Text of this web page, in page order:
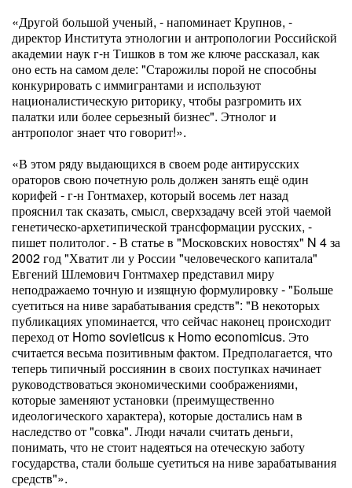
«Другой большой ученый, - напоминает Крупнов, -
директор Института этнологии и антропологии Российской
академии наук г-н Тишков в том же ключе рассказал, как
оно есть на самом деле: "Старожилы порой не способны
конкурировать с иммигрантами и используют
националистическую риторику, чтобы разгромить их
палатки или более серьезный бизнес". Этнолог и
антрополог знает что говорит!».
«В этом ряду выдающихся в своем роде антирусских
ораторов свою почетную роль должен занять ещё один
корифей - г-н Гонтмахер, который восемь лет назад
прояснил так сказать, смысл, сверхзадачу всей этой чаемой
генетическо-архетипической трансформации русских, -
пишет политолог. - В статье в "Московских новостях" N 4 за
2002 год "Хватит ли у России "человеческого капитала"
Евгений Шлемович Гонтмахер представил миру
неподражаемо точную и изящную формулировку - "Больше
суетиться на ниве зарабатывания средств": "В некоторых
публикациях упоминается, что сейчас наконец происходит
переход от Homo sovieticus к Homo economicus. Это
считается весьма позитивным фактом. Предполагается, что
теперь типичный россиянин в своих поступках начинает
руководствоваться экономическими соображениями,
которые заменяют установки (преимущественно
идеологического характера), которые достались нам в
наследство от "совка". Люди начали считать деньги,
понимать, что не стоит надеяться на отеческую заботу
государства, стали больше суетиться на ниве зарабатывания
средств"».